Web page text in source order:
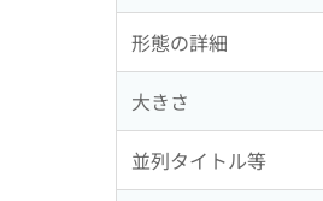
形態の詳細
大きさ
並列タイトル等